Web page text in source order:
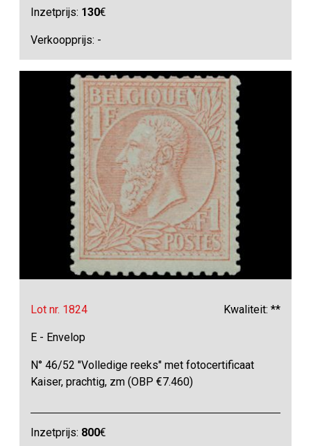
Inzetprijs: 130€
Verkoopprijs: -
Lot nr. 1824 Kwaliteit: **
E - Envelop
N° 46/52 "Volledige reeks" met fotocertificaat
Kaiser, prachtig, zm (OBP €7.460)
Inzetprijs: 800€